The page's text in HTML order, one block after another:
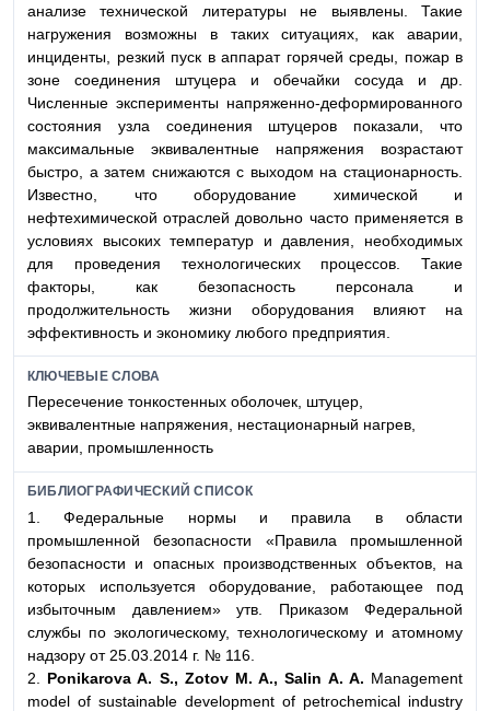
анализе технической литературы не выявлены. Такие
нагружения возможны в таких ситуациях, как аварии,
инциденты, резкий пуск в аппарат горячей среды, пожар в
зоне соединения штуцера и обечайки сосуда и др.
Численные эксперименты напряженно-деформированного
состояния узла соединения штуцеров показали, что
максимальные эквивалентные напряжения возрастают
быстро, а затем снижаются с выходом на стационарность.
Известно, что оборудование химической и
нефтехимической отраслей довольно часто применяется в
условиях высоких температур и давления, необходимых
для проведения технологических процессов. Такие
факторы, как безопасность персонала и
продолжительность жизни оборудования влияют на
эффективность и экономику любого предприятия.
КЛЮЧЕВЫЕ СЛОВА
Пересечение тонкостенных оболочек, штуцер,
эквивалентные напряжения, нестационарный нагрев,
аварии, промышленность
БИБЛИОГРАФИЧЕСКИЙ СПИСОК
1. Федеральные нормы и правила в области
промышленной безопасности «Правила промышленной
безопасности и опасных производственных объектов, на
которых используется оборудование, работающее под
избыточным давлением» утв. Приказом Федеральной
службы по экологическому, технологическому и атомному
надзору от 25.03.2014 г. № 116.
2. Ponikarova A. S., Zotov M. A., Salin A. A. Management
model of sustainable development of petrochemical industry